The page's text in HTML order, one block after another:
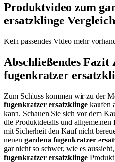
Produktvideo zum
ersatzklinge Vergleich
Kein passendes Video mehr
Abschließendes Fazit
fugenkratzer
Zum Schluss kommen wir zu der
fugenkratzer ersatzklinge kaufen
kann. Schauen Sie sich vor dem
die Produktdetails und allgemeinen
mit Sicherheit den Kauf nicht
neuen gardena fugenkratzer
gar nicht so schwer, wie es
fugenkratzer ersatzklinge Produkt